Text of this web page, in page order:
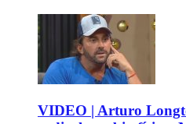
VIDEO | Arturo